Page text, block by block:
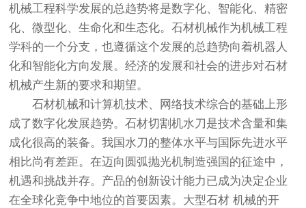
机械工程科学发展的总趋势将是数字化、智能化、精密
化、微型化、生命化和生态化。石材机械作为机械工程
学科的一个分支，也遵循这个发展的总趋势向着机器人
化和智能化方向发展。经济的发展和社会的进步对石材
机械产生新的要求和期望。
石材机械和计算机技术、网络技术综合的基础上形
成了数字化发展趋势。石材切割机水刀是技术含量和集
成化很高的装备。我国水刀的整体水平与国际先进水平
相比尚有差距。在迈向圆弧抛光机制造强国的征途中，
机遇和挑战并存。产品的创新设计能力已成为决定企业
在全球化竞争中地位的首要因素。大型石材 机械的开